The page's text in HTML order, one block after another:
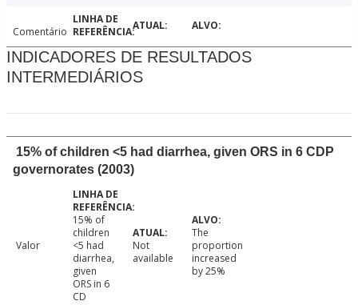
Comentário
INDICADORES DE RESULTADOS
INTERMEDIÁRIOS
15% of children <5 had diarrhea, given ORS in 6 CDP
governorates (2003)
Valor
15% of
children
<5 had
diarrhea,
given
ORS in 6
CD
Not
available
The
proportion
increased
by 25%